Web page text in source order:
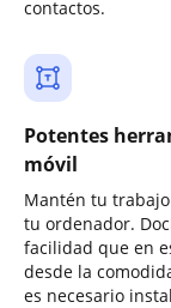
contactos.
Potentes
móvil
Mantén tu
tu ordenador.
facilidad que en
desde la
es necesario